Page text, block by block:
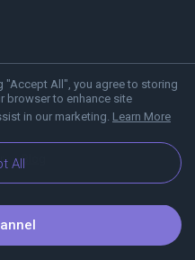
All", you agree to storing
browser to enhance site
in our marketing. Learn More
AllBlog